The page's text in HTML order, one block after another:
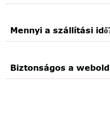
Mennyi a szállítási
Biztonságos a